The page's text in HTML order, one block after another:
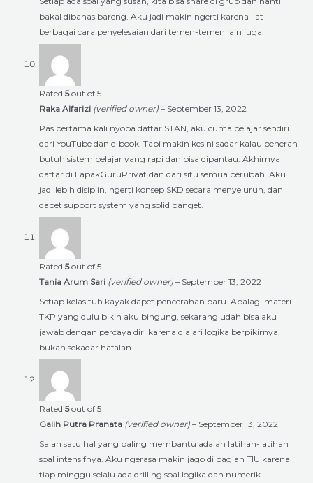
bakal dibahas bareng. Aku jadi makin ngerti karena liat
berbagai cara penyelesaian dari temen-temen lain juga.
Rated 5out of 5
Raka Alfarizi (verified owner) – September 13, 2022
Pas pertama kali nyoba daftar STAN, aku cuma belajar sendiri
dari YouTube dan e-book. Tapi makin kesini sadar kalau beneran
butuh sistem belajar yang rapi dan bisa dipantau. Akhirnya
daftar di LapakGuruPrivat dan dari situ semua berubah. Aku
jadi lebih disiplin, ngerti konsep SKD secara menyeluruh, dan
dapet support system yang solid banget.
Rated 5out of 5
Tania Arum Sari (verified owner) – September 13, 2022
Setiap kelas tuh kayak dapet pencerahan baru. Apalagi materi
TKP yang dulu bikin aku bingung, sekarang udah bisa aku
jawab dengan percaya diri karena diajari logika berpikirnya,
bukan sekadar hafalan.
Rated 5out of 5
Galih Putra Pranata (verified owner) – September 13, 2022
Salah satu hal yang paling membantu adalah latihan-latihan
soal intensifnya. Aku ngerasa makin jago di bagian TIU karena
tiap minggu selalu ada drilling soal logika dan numerik.